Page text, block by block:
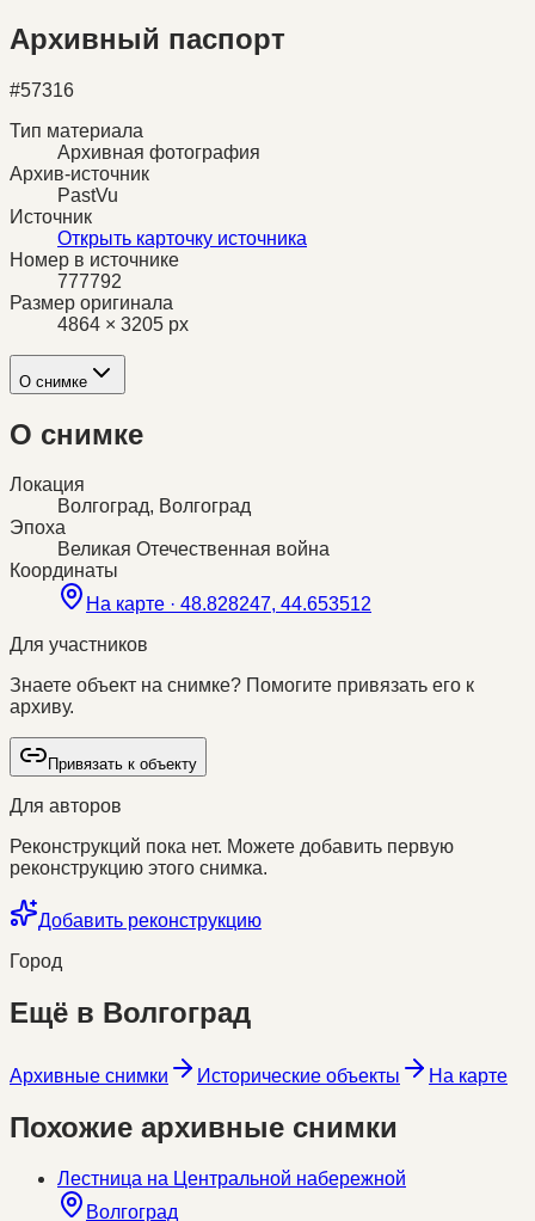
Архивный паспорт
#57316
Тип материала
Архивная фотография
Архив-источник
PastVu
Источник
Открыть карточку источника
Номер в источнике
777792
Размер оригинала
4864 × 3205 px
О снимке
О снимке
Локация
Волгоград, Волгоград
Эпоха
Великая Отечественная война
Координаты
На карте · 48.828247, 44.653512
Для участников
Знаете объект на снимке? Помогите привязать его к
архиву.
Привязать к объекту
Для авторов
Реконструкций пока нет. Можете добавить первую
реконструкцию этого снимка.
Добавить реконструкцию
Город
Ещё в Волгоград
Архивные снимки Исторические объекты На карте
Похожие архивные снимки
Лестница на Центральной набережной
Волгоград